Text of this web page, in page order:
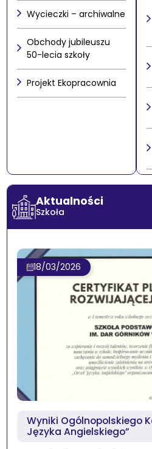
Aktualności
Szkoła
18/03/2026
Wyniki Ogólnopolskiego
Języka Angielskiego”
Wycieczki – archiwalne
Obchody jubileuszu
50-lecia szkoły
Projekt Ekopracownia